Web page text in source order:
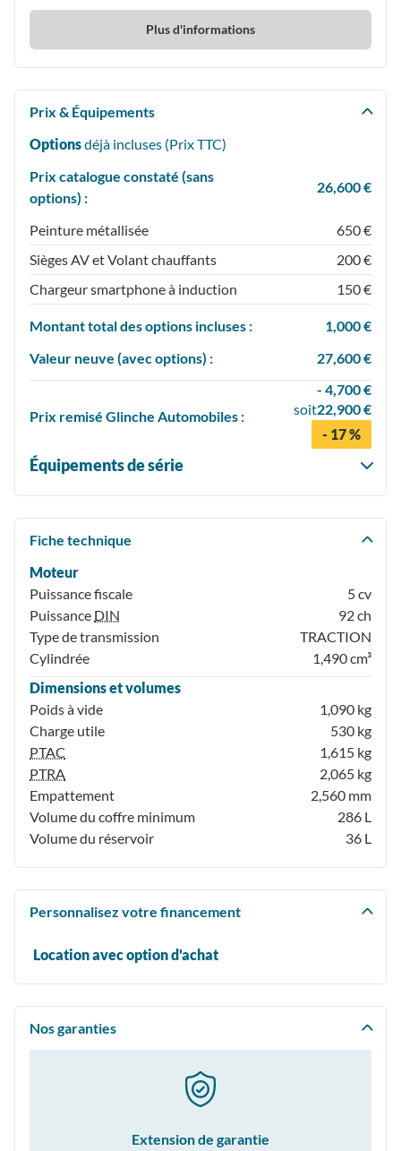
Plus d'informations
Prix & Équipements
Optionsdéjà incluses (PrixTTC)
Prix catalogue constaté (sans
options) :
26,600 €
Peinture métallisée
650 €
Sièges AV et Volant chauffants
200 €
Chargeur smartphone à induction
150 €
Montant total des options incluses :
1,000 €
Valeur neuve (avec options) :
27,600 €
Prix remisé Glinche Automobiles :
- 4,700 €
soit22,900 €
- 17 %
Équipements de série
Fiche technique
Moteur
Puissance fiscale
5 cv
Puissance DIN
92 ch
Type de transmission
TRACTION
Cylindrée
1,490 cm³
Dimensions et volumes
Poids à vide
1,090 kg
Charge utile
530 kg
PTAC
1,615 kg
PTRA
2,065 kg
Empattement
2,560 mm
Volume du coffre minimum
286 L
Volume du réservoir
36 L
Personnalisez votre financement
Location avec option d'achat
Nos garanties
Extension de garantie